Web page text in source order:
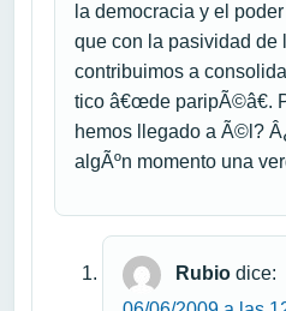
la democracia y el
que con la pasividad de
contribuimos a
tico â€œde paripÃ©â€.
hemos llegado a Ã©l?
algÃºn momento una
Rubio dice: